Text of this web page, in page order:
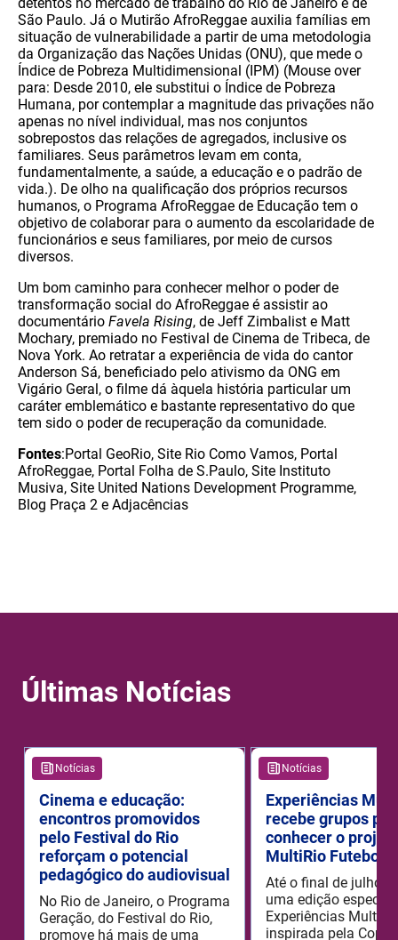
detentos no mercado de trabalho do Rio de Janeiro e de
São Paulo. Já o Mutirão AfroReggae auxilia famílias em
situação de vulnerabilidade a partir de uma metodologia
da Organização das Nações Unidas (ONU), que mede o
Índice de Pobreza Multidimensional (IPM) (Mouse over
para: Desde 2010, ele substitui o Índice de Pobreza
Humana, por contemplar a magnitude das privações não
apenas no nível individual, mas nos conjuntos
sobrepostos das relações de agregados, inclusive os
familiares. Seus parâmetros levam em conta,
fundamentalmente, a saúde, a educação e o padrão de
vida.). De olho na qualificação dos próprios recursos
humanos, o Programa AfroReggae de Educação tem o
objetivo de colaborar para o aumento da escolaridade de
funcionários e seus familiares, por meio de cursos
diversos.
Um bom caminho para conhecer melhor o poder de
transformação social do AfroReggae é assistir ao
documentário Favela Rising, de Jeff Zimbalist e Matt
Mochary, premiado no Festival de Cinema de Tribeca, de
Nova York. Ao retratar a experiência de vida do cantor
Anderson Sá, beneficiado pelo ativismo da ONG em
Vigário Geral, o filme dá àquela história particular um
caráter emblemático e bastante representativo do que
tem sido o poder de recuperação da comunidade.
Fontes:Portal GeoRio, Site Rio Como Vamos, Portal
AfroReggae, Portal Folha de S.Paulo, Site Instituto
Musiva, Site United Nations Development Programme,
Blog Praça 2 e Adjacências
Últimas Notícias
Notícias
Cinema e educação:
encontros promovidos
pelo Festival do Rio
reforçam o potencial
pedagógico do audiovisual
No Rio de Janeiro, o Programa
Geração, do Festival do Rio,
promove há mais de uma
Notícias
Experiências
recebe grupos
conhecer o
MultiRio Futebol
Até o final de julho
uma edição especial
Experiências
inspirada pela Copa